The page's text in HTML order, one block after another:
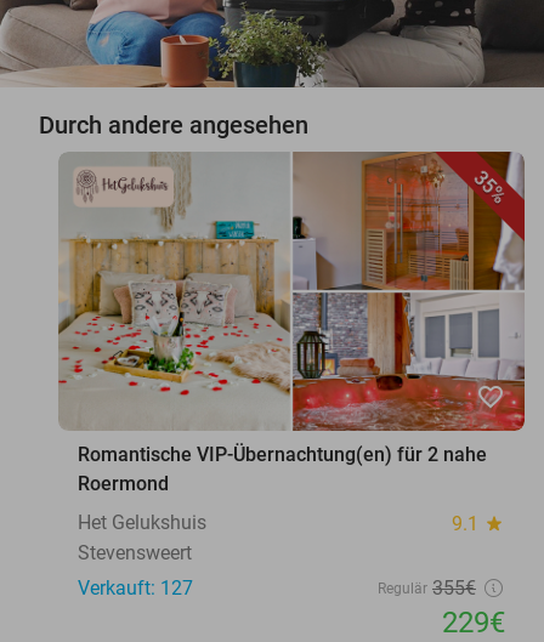
Durch andere angesehen
35%
favorite_border
Romantische VIP-Übernachtung(en) für 2 nahe
Roermond
Het Gelukshuis
9.1 star
Stevensweert
Verkauft: 127
Regulär 355€
229€